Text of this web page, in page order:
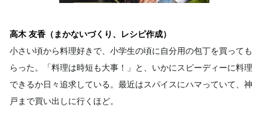
高木 友香（まかないづくり、レシピ作成）
小さい頃から料理好きで、小学生の頃に自分用の包丁を買っても
らった。「料理は時短も大事！」と、いかにスピーディーに料理
できるか日々追求している。最近はスパイスにハマっていて、神
戸まで買い出しに行くほど。